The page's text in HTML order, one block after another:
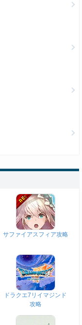
サファイアスフィア攻略
ドラクエ7リイマジンド
攻略